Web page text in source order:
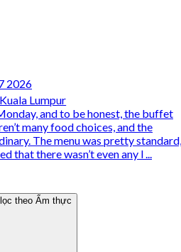
2026
Lumpur
and to be honest, the buffet
many food choices, and the
The menu was pretty standard,
that there wasn’t even any l ...
theo Ẩm thực